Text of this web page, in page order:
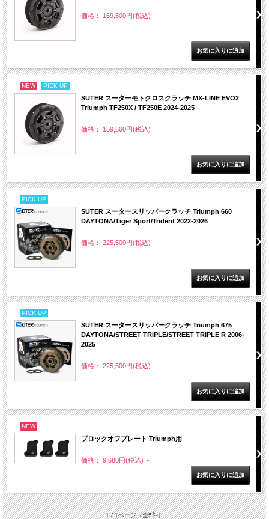
価格： 159,500円(税込)
NEW PICK UP
SUTER スーターモトクロスクラッチ MX-LINE EVO2
Triumph TF250X / TF250E 2024-2025
価格： 159,500円(税込)
PICK UP
SUTER スータースリッパークラッチ Triumph 660
DAYTONA/Tiger Sport/Trident 2022-2026
価格： 225,500円(税込)
PICK UP
SUTER スータースリッパークラッチ Triumph 675
DAYTONA/STREET TRIPLE/STREET TRIPLE R 2006-
2025
価格： 225,500円(税込)
NEW
ブロックオフプレート Triumph用
価格： 9,680円(税込) ～
1 / 1ページ（全5件）